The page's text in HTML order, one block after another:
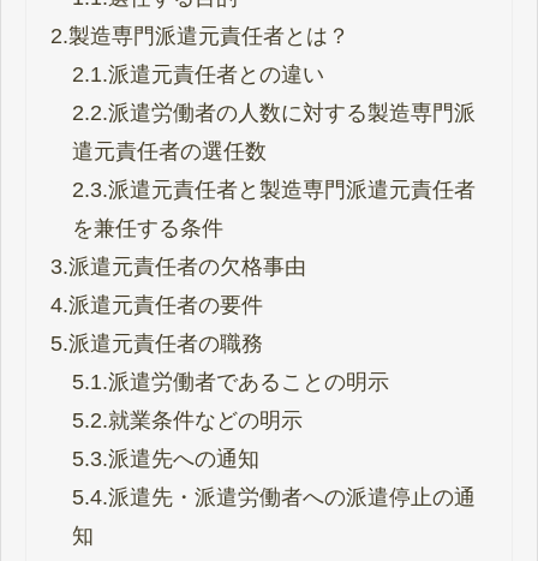
2.製造専門派遣元責任者とは？
2.1.派遣元責任者との違い
2.2.派遣労働者の人数に対する製造専門派
遣元責任者の選任数
2.3.派遣元責任者と製造専門派遣元責任者
を兼任する条件
3.派遣元責任者の欠格事由
4.派遣元責任者の要件
5.派遣元責任者の職務
5.1.派遣労働者であることの明示
5.2.就業条件などの明示
5.3.派遣先への通知
5.4.派遣先・派遣労働者への派遣停止の通
知